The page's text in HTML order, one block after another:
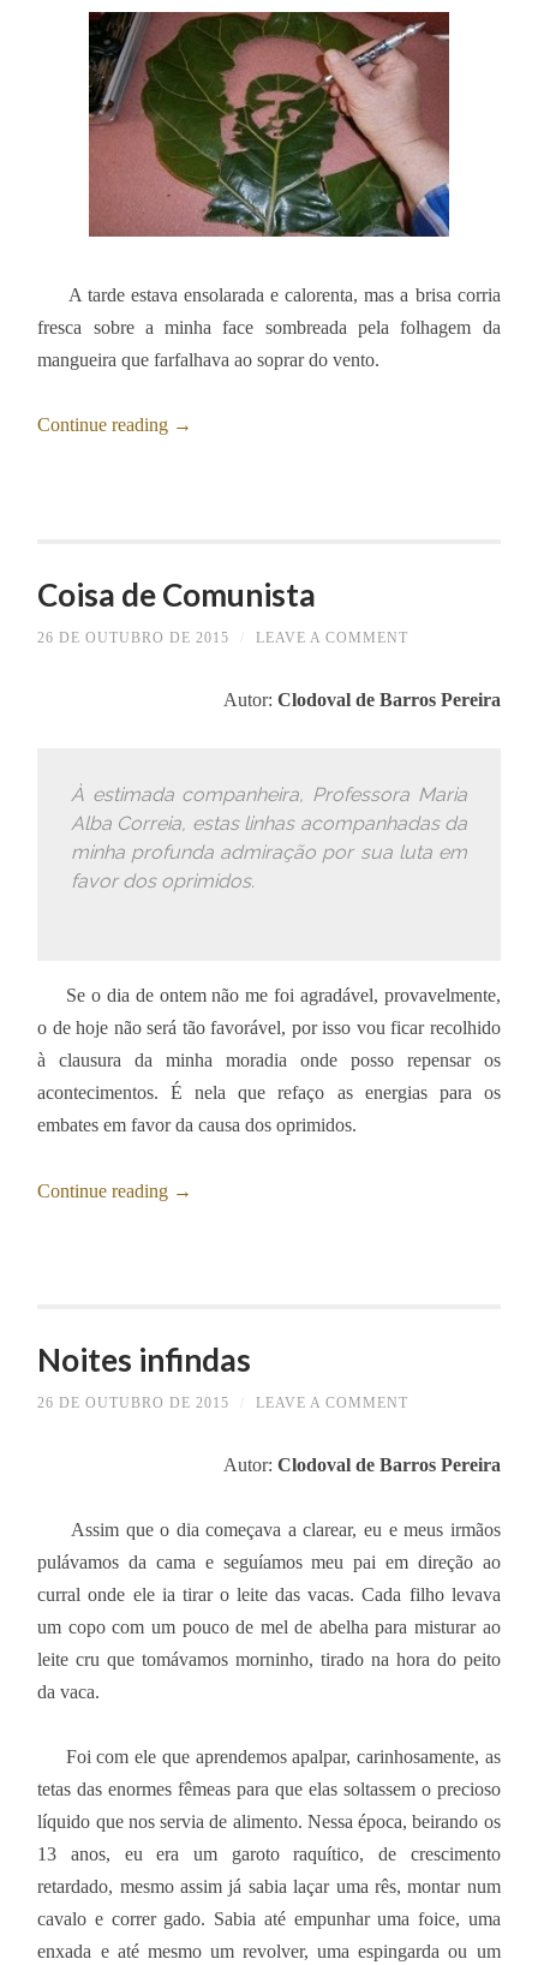
A tarde estava ensolarada e calorenta, mas a brisa corria
fresca sobre a minha face sombreada pela folhagem da
mangueira que farfalhava ao soprar do vento.
Continue reading →
Coisa de Comunista
26 DE OUTUBRO DE 2015 LEAVE A COMMENT
Autor: Clodoval de Barros Pereira
À estimada companheira, Professora Maria
Alba Correia, estas linhas acompanhadas da
minha profunda admiração por sua luta em
favor dos oprimidos.
Se o dia de ontem não me foi agradável, provavelmente,
o de hoje não será tão favorável, por isso vou ficar recolhido
à clausura da minha moradia onde posso repensar os
acontecimentos. É nela que refaço as energias para os
embates em favor da causa dos oprimidos.
Continue reading →
Noites infindas
26 DE OUTUBRO DE 2015 LEAVE A COMMENT
Autor: Clodoval de Barros Pereira
Assim que o dia começava a clarear, eu e meus irmãos
pulávamos da cama e seguíamos meu pai em direção ao
curral onde ele ia tirar o leite das vacas. Cada filho levava
um copo com um pouco de mel de abelha para misturar ao
leite cru que tomávamos morninho, tirado na hora do peito
da vaca.
Foi com ele que aprendemos apalpar, carinhosamente, as
tetas das enormes fêmeas para que elas soltassem o precioso
líquido que nos servia de alimento. Nessa época, beirando os
13 anos, eu era um garoto raquítico, de crescimento
retardado, mesmo assim já sabia laçar uma rês, montar num
cavalo e correr gado. Sabia até empunhar uma foice, uma
enxada e até mesmo um revolver, uma espingarda ou um